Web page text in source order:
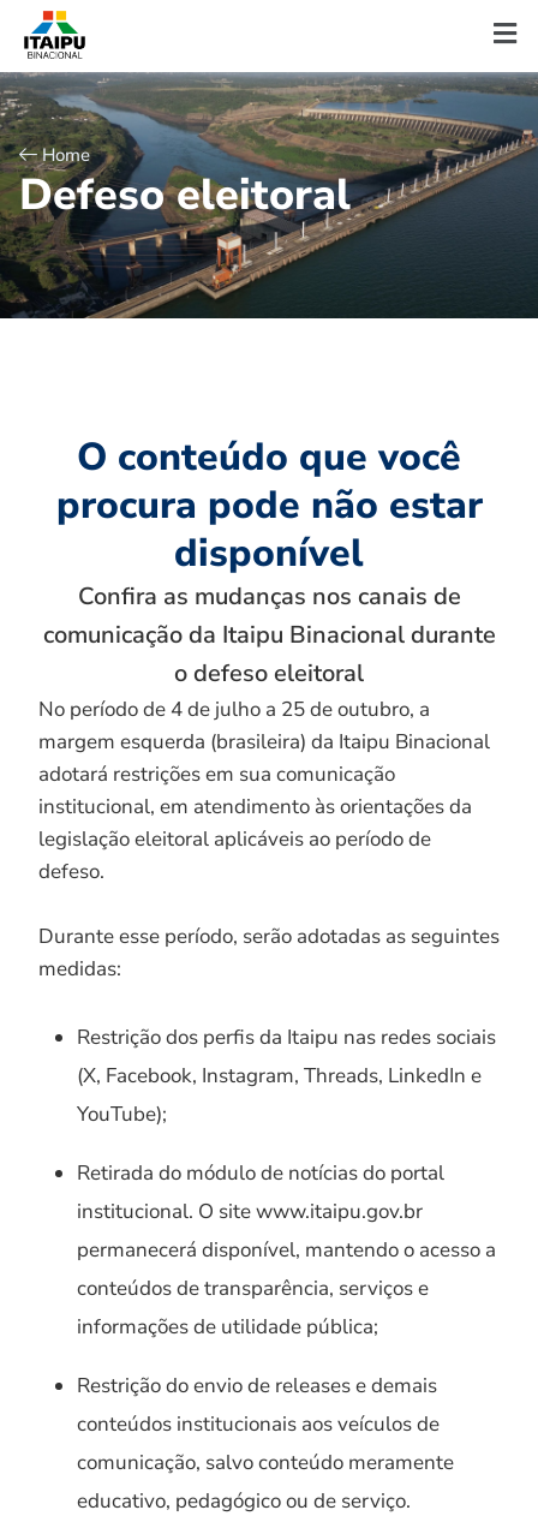
Home
Defeso eleitoral
O conteúdo que você
procura pode não estar
disponível
Confira as mudanças nos canais de
comunicação da Itaipu Binacional durante
o defeso eleitoral
No período de 4 de julho a 25 de outubro, a
margem esquerda (brasileira) da Itaipu Binacional
adotará restrições em sua comunicação
institucional, em atendimento às orientações da
legislação eleitoral aplicáveis ao período de
defeso.
Durante esse período, serão adotadas as seguintes
medidas:
Restrição dos perfis da Itaipu nas redes sociais
(X, Facebook, Instagram, Threads, LinkedIn e
YouTube);
Retirada do módulo de notícias do portal
institucional. O site www.itaipu.gov.br
permanecerá disponível, mantendo o acesso a
conteúdos de transparência, serviços e
informações de utilidade pública;
Restrição do envio de releases e demais
conteúdos institucionais aos veículos de
comunicação, salvo conteúdo meramente
educativo, pedagógico ou de serviço.